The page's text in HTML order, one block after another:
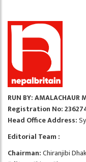
RUN BY: AMALACHAUR
Registration No:
Head Office Address:
Editorial Team :
Chairman:Chiranjibi